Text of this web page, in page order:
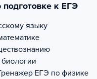
к ЕГЭ
языку
ЕГЭ по физике